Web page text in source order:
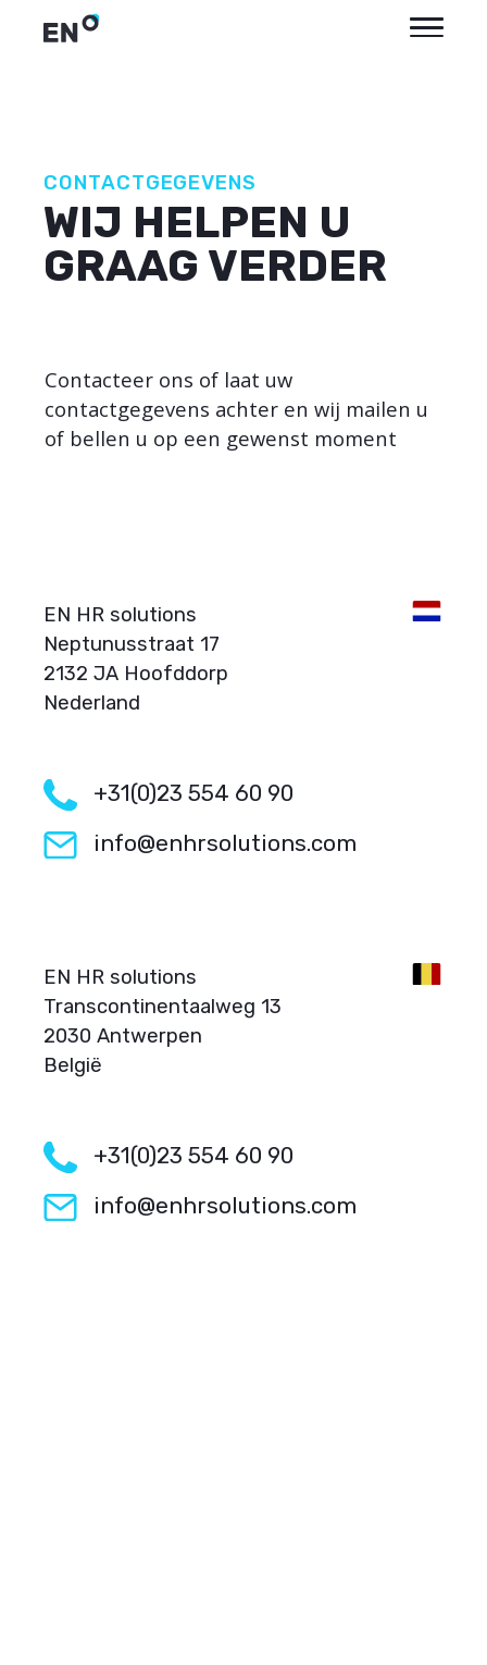
CONTACTGEGEVENS
WIJ HELPEN U
GRAAG VERDER
Contacteer ons of laat uw
contactgegevens achter en wij mailen u
of bellen u op een gewenst moment
EN HR solutions
Neptunusstraat 17
2132 JA Hoofddorp
Nederland
+31(0)23 554 60 90
info@enhrsolutions.com
EN HR solutions
Transcontinentaalweg 13
2030 Antwerpen
België
+31(0)23 554 60 90
info@enhrsolutions.com